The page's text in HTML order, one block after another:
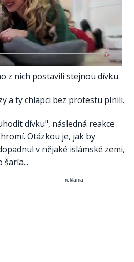
z nich postavili stejnou dívku.
a ty chlapci bez protestu plnili.
dívku", následná reakce
Otázkou je, jak by
v nějaké islámské zemi,
šaría...
reklama